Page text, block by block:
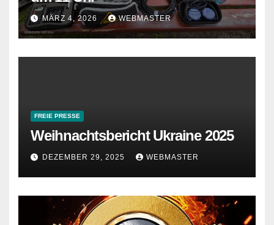
MÄRZ 4, 2026 WEBMASTER
FREIE PRESSE
Weihnachtsbericht Ukraine 2025
DEZEMBER 29, 2025 WEBMASTER